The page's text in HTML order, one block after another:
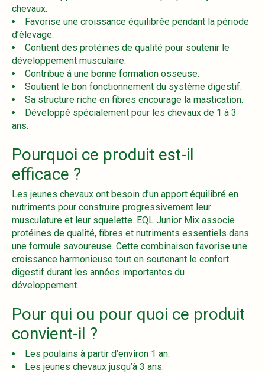
chevaux.
Favorise une croissance équilibrée pendant la période
d’élevage.
Contient des protéines de qualité pour soutenir le
développement musculaire.
Contribue à une bonne formation osseuse.
Soutient le bon fonctionnement du système digestif.
Sa structure riche en fibres encourage la mastication.
Développé spécialement pour les chevaux de 1 à 3
ans.
Pourquoi ce produit est-il
efficace ?
Les jeunes chevaux ont besoin d’un apport équilibré en
nutriments pour construire progressivement leur
musculature et leur squelette. EQL Junior Mix associe
protéines de qualité, fibres et nutriments essentiels dans
une formule savoureuse. Cette combinaison favorise une
croissance harmonieuse tout en soutenant le confort
digestif durant les années importantes du
développement.
Pour qui ou pour quoi ce produit
convient-il ?
Les poulains à partir d’environ 1 an.
Les jeunes chevaux jusqu’à 3 ans.